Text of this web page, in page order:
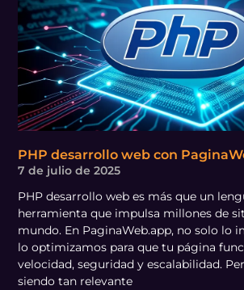
PHP desarrollo web con
7 de julio de 2025
PHP desarrollo web es más que un
herramienta que impulsa millones de
mundo. En PaginaWeb.app, no solo lo
lo optimizamos para que tu página
velocidad, seguridad y escalabilidad.
siendo tan relevante